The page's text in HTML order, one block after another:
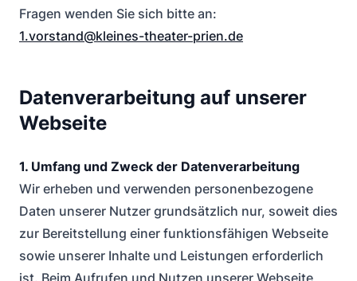
Fragen wenden Sie sich bitte an:
1.vorstand@kleines-theater-prien.de
Datenverarbeitung auf unserer
Webseite
1. Umfang und Zweck der Datenverarbeitung
Wir erheben und verwenden personenbezogene
Daten unserer Nutzer grundsätzlich nur, soweit dies
zur Bereitstellung einer funktionsfähigen Webseite
sowie unserer Inhalte und Leistungen erforderlich
ist. Beim Aufrufen und Nutzen unserer Webseite